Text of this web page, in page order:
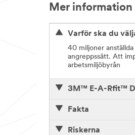
Mer information
Varför ska du
40 miljoner
angreppssätt. Att
arbetsmiljöbyrån
3M™ E-A-Rfit™
Fakta
Riskerna